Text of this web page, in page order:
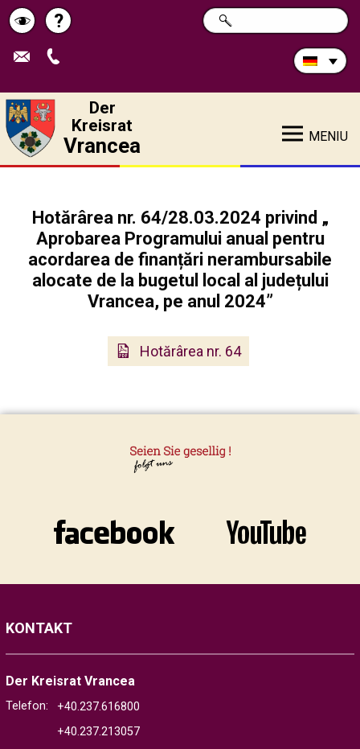
Schimbă
contrastul
Pagina
de
?
Durchsuchen
Sie
SUCHE
Der
Kreisrat
Vrancea MENIU
Hotărârea nr. 64/28.03.2024 privind „
Aprobarea Programului anual pentru
acordarea de finanțări nerambursabile
alocate de la bugetul local al județului
Vrancea, pe anul 2024”
Hotărârea nr. 64
KONTAKT
Der Kreisrat Vrancea
Telefon:
+40.237.616800
+40.237.213057